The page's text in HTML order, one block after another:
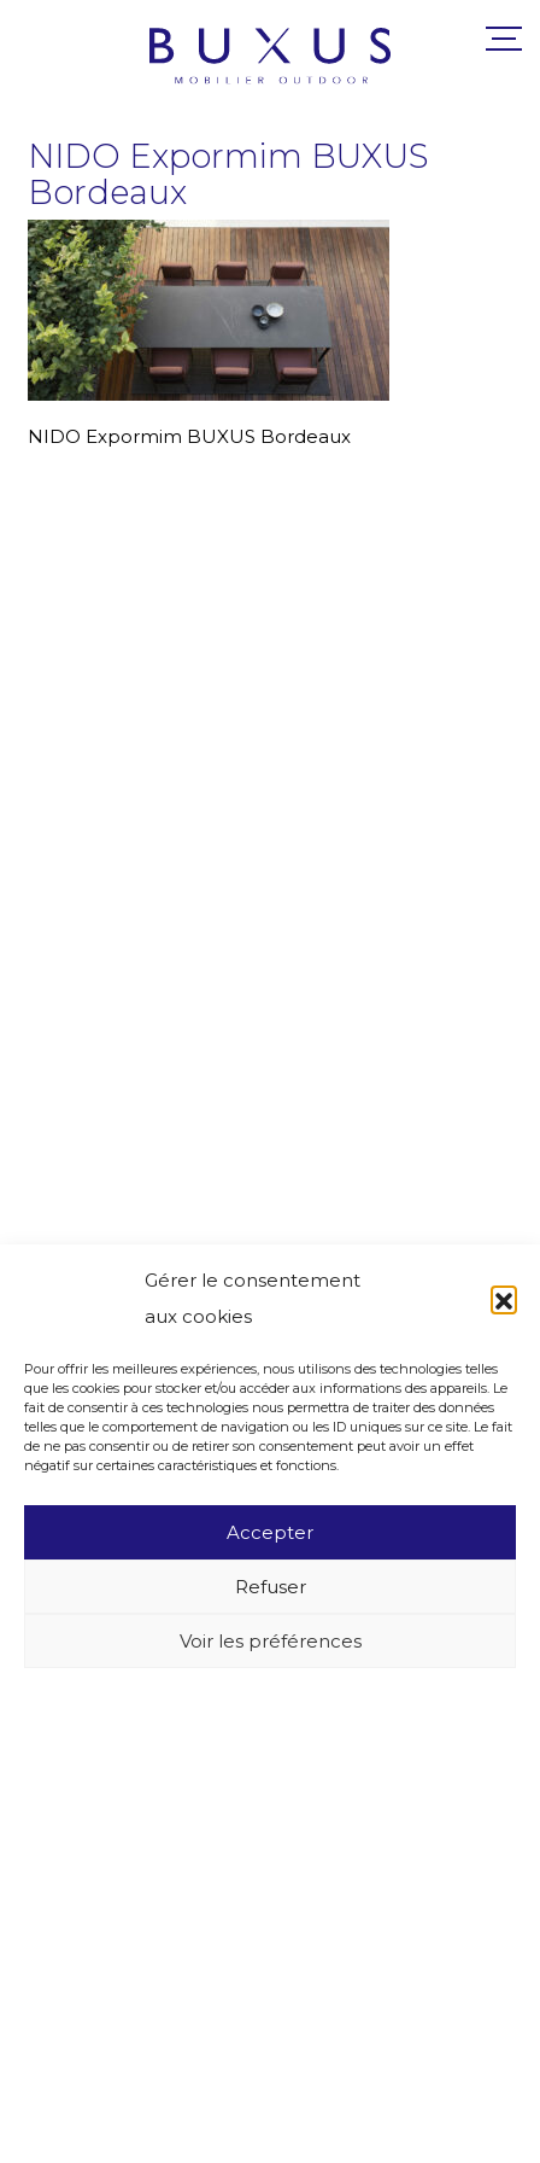
Gérer le consentement
aux cookies
Pour offrir les meilleures expériences, nous utilisons des technologies telles
que les cookies pour stocker et/ou accéder aux informations des appareils. Le
fait de consentir à ces technologies nous permettra de traiter des données
telles que le comportement de navigation ou les ID uniques sur ce site. Le fait
de ne pas consentir ou de retirer son consentement peut avoir un effet
négatif sur certaines caractéristiques et fonctions.
Accepter
Refuser
Voir les préférences
NIDO Expormim BUXUS
Bordeaux
NIDO Expormim BUXUS Bordeaux